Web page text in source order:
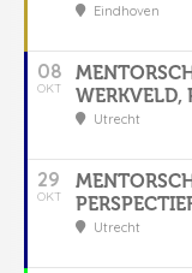
Eindhoven
08
OKT
WERKVELD,
Utrecht
29
OKT
Utrecht